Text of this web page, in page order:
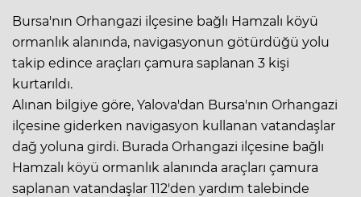
Bursa'nın Orhangazi ilçesine bağlı Hamzalı köyü
ormanlık alanında, navigasyonun götürdüğü yolu
takip edince araçları çamura saplanan 3 kişi
kurtarıldı.
Alınan bilgiye göre, Yalova'dan Bursa'nın Orhangazi
ilçesine giderken navigasyon kullanan vatandaşlar
dağ yoluna girdi. Burada Orhangazi ilçesine bağlı
Hamzalı köyü ormanlık alanında araçları çamura
saplanan vatandaşlar 112'den yardım talebinde